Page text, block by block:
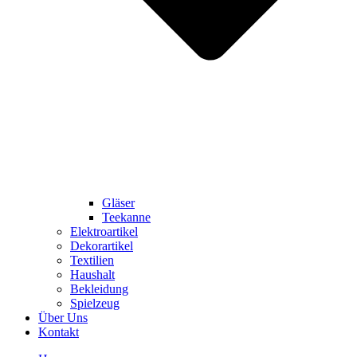
Gläser
Teekanne
Elektroartikel
Dekorartikel
Textilien
Haushalt
Bekleidung
Spielzeug
Über Uns
Kontakt